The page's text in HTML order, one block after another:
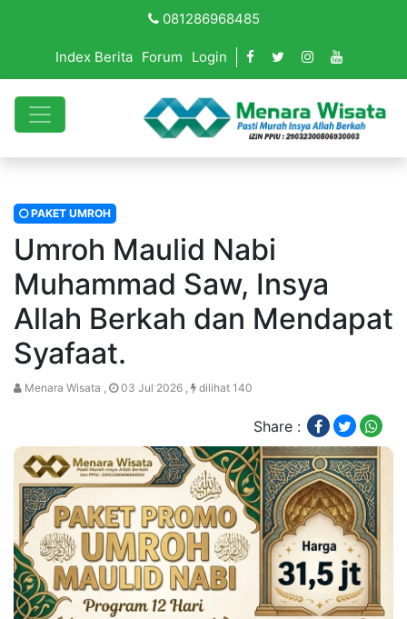
081286968485
Index Berita Forum Login
PAKET UMROH
Umroh Maulid Nabi
Muhammad Saw, Insya
Allah Berkah dan Mendapat
Syafaat.
Menara Wisata , 03 Jul 2026 , dilihat 140
Share :